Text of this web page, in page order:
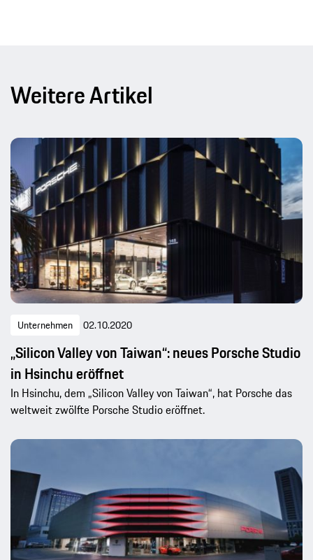
Weitere Artikel
Unternehmen 02.10.2020
„Silicon Valley von Taiwan“: neues Porsche Studio
in Hsinchu eröffnet
In Hsinchu, dem „Silicon Valley von Taiwan“, hat Porsche das
weltweit zwölfte Porsche Studio eröffnet.